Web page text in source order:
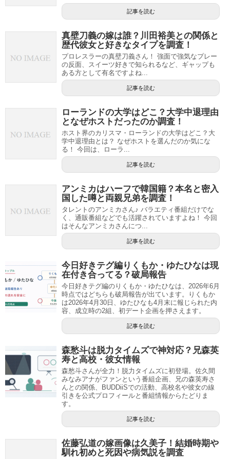
記事を読む
真壁刀義の嫁は誰？川田裕美との関係と
歴代彼女と好きなタイプを調査！
プロレスラーの真壁刀義さん！ 強面で強気なプレー
の反面、スイーツ好きで知られるなど、ギャップも
ある方として有名ですよね...
記事を読む
ローランドの大学はどこ？大学中退理由
となぜホストだったのか調査！
ホスト界のカリスマ・ローランドの大学はどこ？大
学中退理由とは？ なぜホストを選んだのか気にな
る！ 今回は、ローラ...
記事を読む
アンミカはハーフで韓国籍？本名と密入
国した噂と両親兄弟を調査！
タレントのアンミカさん♪ バラエティ番組だけでな
く、通販番組などでも活躍されていますよね！ 今回
はそんなアンミカさんにつ...
記事を読む
今日好きテグ編りくもか・ゆたひなは現
在付き合ってる？破局報告
今日好きテグ編のりくもか・ゆたひなは、2026年6月
時点ではどちらも破局報告が出ています。りくもか
は2026年4月30日、ゆたひなも4月末に報じられた内
容、成立時の2組、初デート企画を押さえます。
記事を読む
森愁斗は脱力タイムズで神対応？兄森英
寿と高校・彼女情報
森愁斗さんが全力！脱力タイムズに初登場。佐久間
みなみアナがファンという番組企画、兄の森英寿さ
んとの関係、BUDDiiSでの活動、高校名や彼女の線
引きを公式プロフィールと番組情報からたどりま
す。
記事を読む
佐藤弘道の嫁画像は久美子！結婚時期や
馴れ初めと死因や病気説を調査